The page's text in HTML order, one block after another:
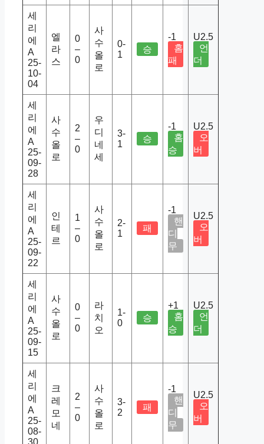
세
리
에
A
25-
10-
04
엘
라
스
0
–
0
사
수
올
로
0-
1
승
-1
홈
패
U2.5
언
더
세
리
에
A
25-
09-
28
사
수
올
로
2
–
0
우
디
네
세
3-
1
승
-1
홈
승
U2.5
오
버
세
리
에
A
25-
09-
22
인
테
르
1
–
0
사
수
올
로
2-
1
패
-1
핸
디
무
U2.5
오
버
세
리
에
A
25-
09-
15
사
수
올
로
0
–
0
라
치
오
1-
0
승
+1
홈
승
U2.5
언
더
세
리
에
A
25-
08-
30
크
레
모
네
2
–
0
사
수
올
로
3-
2
패
-1
핸
디
무
U2.5
오
버